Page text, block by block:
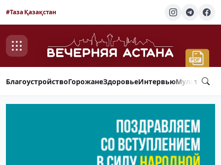
#Таза Қазақстан
БлагоустройствоГорожанеЗдоровьеИнтервью